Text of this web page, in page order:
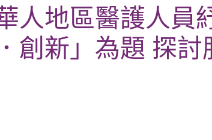
人地區醫護人員
創新」為題 探